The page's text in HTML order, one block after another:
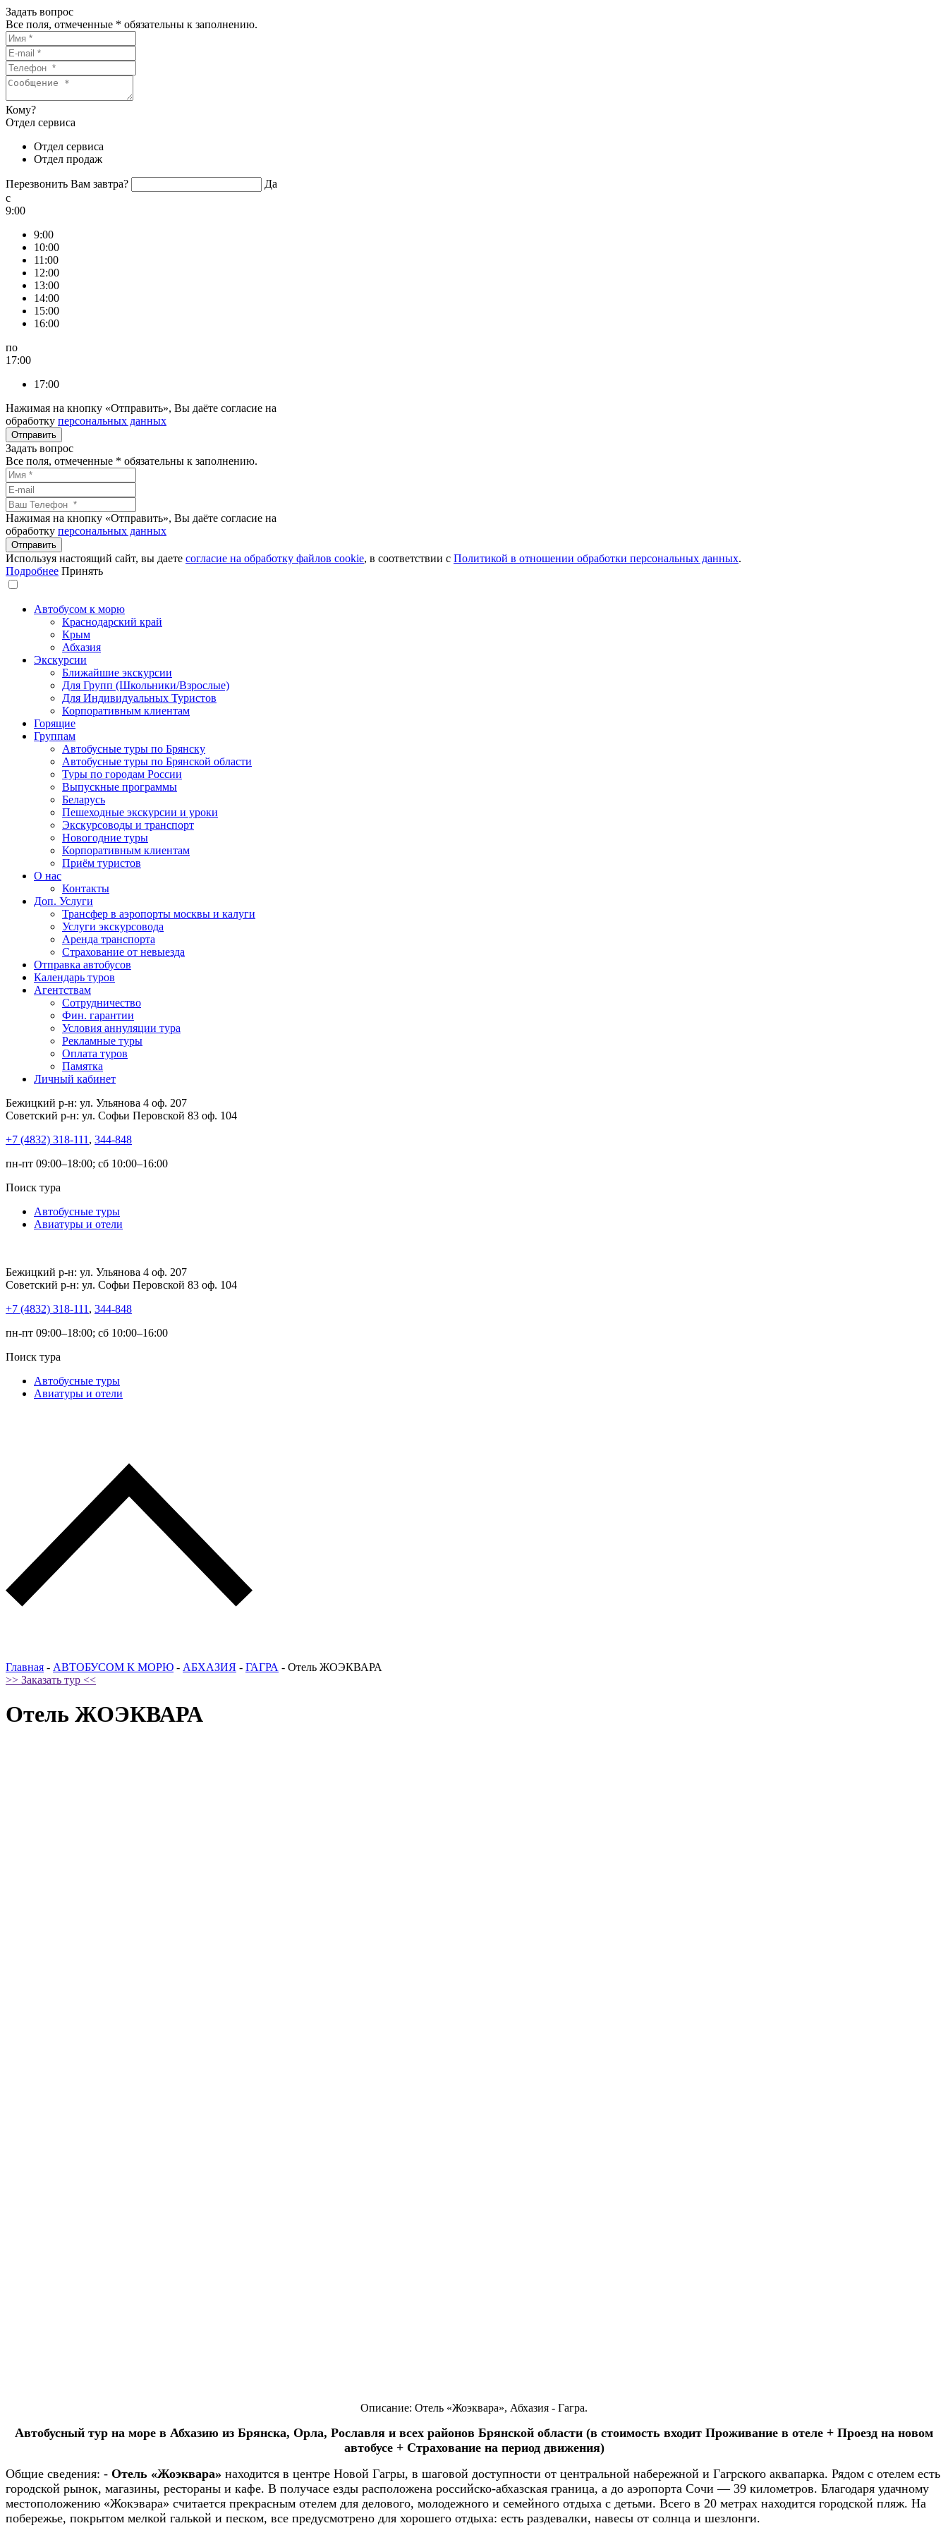
Задать вопрос
Все поля, отмеченные * обязательны к заполнению.
Кому?
Отдел сервиса
Отдел сервиса
Отдел продаж
Перезвонить Вам завтра?
Да
c
9:00
9:00
10:00
11:00
12:00
13:00
14:00
15:00
16:00
по
17:00
17:00
Нажимая на кнопку «Отправить», Вы даёте согласие на
обработку персональных данных
Задать вопрос
Все поля, отмеченные * обязательны к заполнению.
Нажимая на кнопку «Отправить», Вы даёте согласие на
обработку персональных данных
Используя настоящий сайт, вы даете согласие на обработку файлов сookie, в соответствии с Политикой в отношении обработки персональных данных.
Подробнее Принять
Автобусом к морю
Краснодарский край
Крым
Абхазия
Экскурсии
Ближайшие экскурсии
Для Групп (Школьники/Взрослые)
Для Индивидуальных Туристов
Корпоративным клиентам
Горящие
Группам
Автобусные туры по Брянску
Автобусные туры по Брянской области
Туры по городам России
Выпускные программы
Беларусь
Пешеходные экскурсии и уроки
Экскурсоводы и транспорт
Новогодние туры
Корпоративным клиентам
Приём туристов
О нас
Контакты
Доп. Услуги
Трансфер в аэропорты москвы и калуги
Услуги экскурсовода
Аренда транспорта
Страхование от невыезда
Отправка автобусов
Календарь туров
Агентствам
Сотрудничество
Фин. гарантии
Условия аннуляции тура
Рекламные туры
Оплата туров
Памятка
Личный кабинет
Бежицкий р-н: ул. Ульянова 4 оф. 207
Советский р-н: ул. Софьи Перовской 83 оф. 104
+7 (4832) 318-111 , 344-848
пн-пт 09:00–18:00; сб 10:00–16:00
Поиск тура
Автобусные туры
Авиатуры и отели
Бежицкий р-н: ул. Ульянова 4 оф. 207
Советский р-н: ул. Софьи Перовской 83 оф. 104
+7 (4832) 318-111 , 344-848
пн-пт 09:00–18:00; сб 10:00–16:00
Поиск тура
Автобусные туры
Авиатуры и отели
Главная - АВТОБУСОМ К МОРЮ - АБХАЗИЯ - ГАГРА - Отель ЖОЭКВАРА
>> Заказать тур <<
Отель ЖОЭКВАРА
Описание: Отель «Жоэквара», Абхазия - Гагра.
Автобусный тур на море в Абхазию из Брянска, Орла, Рославля и всех районов Брянской области (в стоимость входит Проживание в отеле + Проезд на новом
автобусе + Страхование на период движения)
Общие сведения: - Отель «Жоэквара» находится в центре Новой Гагры, в шаговой доступности от центральной набережной и Гагрского аквапарка. Рядом с отелем есть
городской рынок, магазины, рестораны и кафе. В получасе езды расположена российско-абхазская граница, а до аэропорта Сочи — 39 километров. Благодаря удачному
местоположению «Жокэвара» считается прекрасным отелем для делового, молодежного и семейного отдыха с детьми. Всего в 20 метрах находится городской пляж. На
побережье, покрытом мелкой галькой и песком, все предусмотрено для хорошего отдыха: есть раздевалки, навесы от солнца и шезлонги.